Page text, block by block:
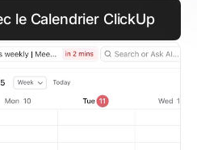
le Calendrier ClickUp